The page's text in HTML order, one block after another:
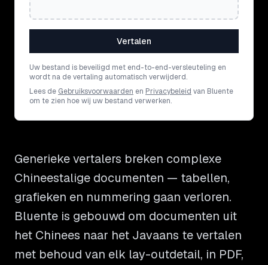
Vertalen
Uw bestand is beveiligd met end-to-end-versleuteling en
wordt na de vertaling automatisch verwijderd.
Lees de Gebruiksvoorwaarden en Privacybeleid van Bluente
om te zien hoe wij uw bestand verwerken.
Generieke vertalers breken complexe
Chineestalige documenten — tabellen,
grafieken en nummering gaan verloren.
Bluente is gebouwd om documenten uit
het Chinees naar het Javaans te vertalen
met behoud van elk lay-outdetail, in PDF,